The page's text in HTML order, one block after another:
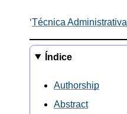
Técnica Administrativa
Índice
Authorship
Abstract